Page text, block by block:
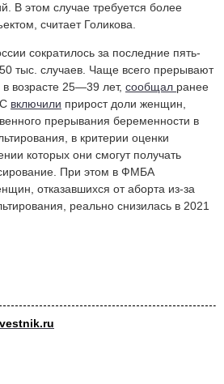
В этом случае требуется более
считает Голикова.
сократилось за последние пять-
тыс. случаев. Чаще всего прерывают
возрасте 25—39 лет, сообщал ранее
включили прирост доли женщин,
прерывания беременности в
в критерии оценки
которых они смогут получать
При этом в ФМБА
отказавшихся от аборта из-за
реально снизилась в 2021